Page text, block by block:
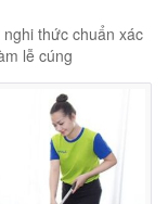
thức chuẩn xác
lễ cúng